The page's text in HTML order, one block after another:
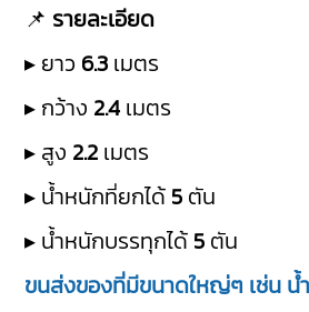
📌 รายละเอียด
▸ ยาว 6.3 เมตร
▸ กว้าง 2.4 เมตร
▸ สูง 2.2 เมตร
▸ น้ำหนักที่ยกได้ 5 ตัน
▸ น้ำหนักบรรทุกได้ 5 ตัน
ขนส่งของที่มีขนาดใหญ่ๆ เช่น น้